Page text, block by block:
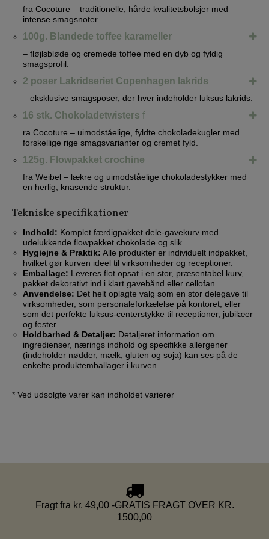
fra Cocoture – traditionelle, hårde kvalitetsbolsjer med
intense smagsnoter.
100g. Blandede toffee karameller
– fløjlsbløde og cremede toffee med en dyb og fyldig
smagsprofil.
2 poser Lakridseriet Copenhagen lakrids
– eksklusive smagsposer, der hver indeholder luksus lakrids.
16 stk. Chokoladetwisters f
ra Cocoture – uimodståelige, fyldte chokoladekugler med
forskellige rige smagsvarianter og cremet fyld.
125g. Flowpakket crochine
fra Weibel – lækre og uimodståelige chokoladestykker med
en herlig, knasende struktur.
Tekniske specifikationer
Indhold: Komplet færdigpakket dele-gavekurv med
udelukkende flowpakket chokolade og slik.
Hygiejne & Praktik: Alle produkter er individuelt indpakket,
hvilket gør kurven ideel til virksomheder og receptioner.
Emballage: Leveres flot opsat i en stor, præsentabel kurv,
pakket dekorativt ind i klart gavebånd eller cellofan.
Anvendelse: Det helt oplagte valg som en stor delegave til
virksomheder, som personaleforkælelse på kontoret, eller
som det perfekte luksus-centerstykke til receptioner, jubilæer
og fester.
Holdbarhed & Detaljer: Detaljeret information om
ingredienser, nærings indhold og specifikke allergener
(indeholder nødder, mælk, gluten og soja) kan ses på de
enkelte produktemballager i kurven.
* Ved udsolgte varer kan indholdet varierer
Fragt fra kr. 49,00 -GRATIS FRAGT OVER KR.
1500,00